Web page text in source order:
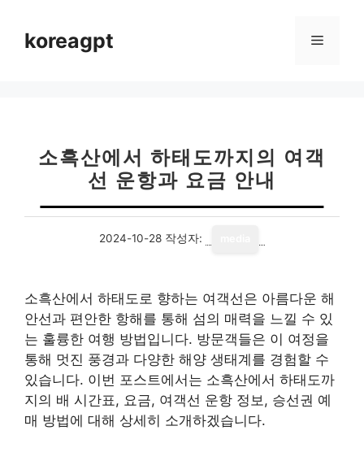
koreagpt 메
소흑산에서 하태도까지의 여객
선 운항과 요금 안내
2024-10-28 작성자:
소흑산에서 하태도로 향하는 여객선은 아름다운 해
안선과 편안한 항해를 통해 섬의 매력을 느낄 수 있
는 훌륭한 여행 방법입니다. 방문객들은 이 여정을
통해 멋진 풍경과 다양한 해양 생태계를 경험할 수
있습니다. 이번 포스트에서는 소흑산에서 하태도까
지의 배 시간표, 요금, 여객선 운항 정보, 승선권 예
매 방법에 대해 상세히 소개하겠습니다.